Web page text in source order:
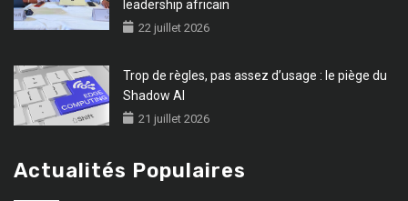
leadership africain
22 juillet 2026
Trop de règles, pas assez d’usage : le piège du
Shadow AI
21 juillet 2026
Actualités Populaires